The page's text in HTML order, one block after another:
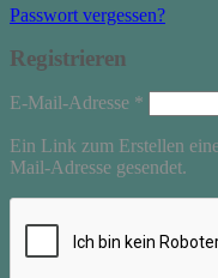
Passwort vergessen?
Registrieren
E-Mail-Adresse *
Ein Link zum Erstellen
Mail-Adresse gesendet.